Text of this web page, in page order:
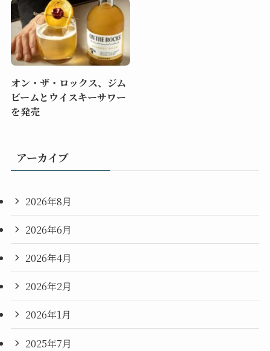
オン・ザ・ロックス、ジム
ビームとウイスキーサワー
を発売
アーカイブ
2026年8月
2026年6月
2026年4月
2026年2月
2026年1月
2025年7月